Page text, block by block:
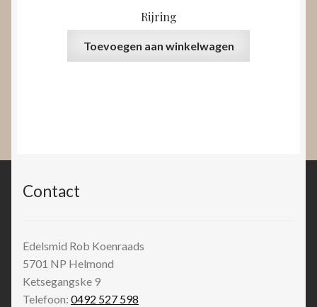
Rijring
Toevoegen aan winkelwagen
Contact
Edelsmid Rob Koenraads
5701 NP Helmond
Ketsegangske 9
Telefoon: 0492 527 598